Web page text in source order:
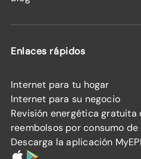
Enlaces rápidos
Internet para tu hogar
Internet para su negocio
Revisión energética gratuita
reembolsos por consumo
Descarga la aplicación